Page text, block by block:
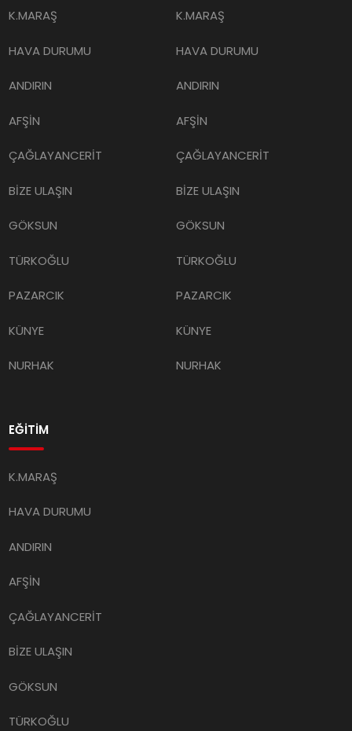
K.MARAŞ
HAVA DURUMU
ANDIRIN
AFŞİN
ÇAĞLAYANCERİT
BİZE ULAŞIN
GÖKSUN
TÜRKOĞLU
PAZARCIK
KÜNYE
NURHAK
K.MARAŞ
HAVA DURUMU
ANDIRIN
AFŞİN
ÇAĞLAYANCERİT
BİZE ULAŞIN
GÖKSUN
TÜRKOĞLU
PAZARCIK
KÜNYE
NURHAK
EĞİTİM
K.MARAŞ
HAVA DURUMU
ANDIRIN
AFŞİN
ÇAĞLAYANCERİT
BİZE ULAŞIN
GÖKSUN
TÜRKOĞLU